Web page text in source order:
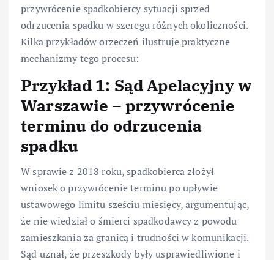
przywrócenie spadkobiercy sytuacji sprzed
odrzucenia spadku w szeregu różnych okoliczności.
Kilka przykładów orzeczeń ilustruje praktyczne
mechanizmy tego procesu:
Przykład 1: Sąd Apelacyjny w
Warszawie – przywrócenie
terminu do odrzucenia
spadku
W sprawie z 2018 roku, spadkobierca złożył
wniosek o przywrócenie terminu po upływie
ustawowego limitu sześciu miesięcy, argumentując,
że nie wiedział o śmierci spadkodawcy z powodu
zamieszkania za granicą i trudności w komunikacji.
Sąd uznał, że przeszkody były usprawiedliwione i